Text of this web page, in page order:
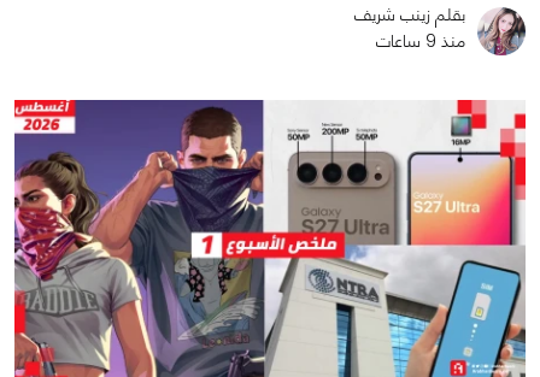
بقلم زينب شريف
منذ 9 ساعات